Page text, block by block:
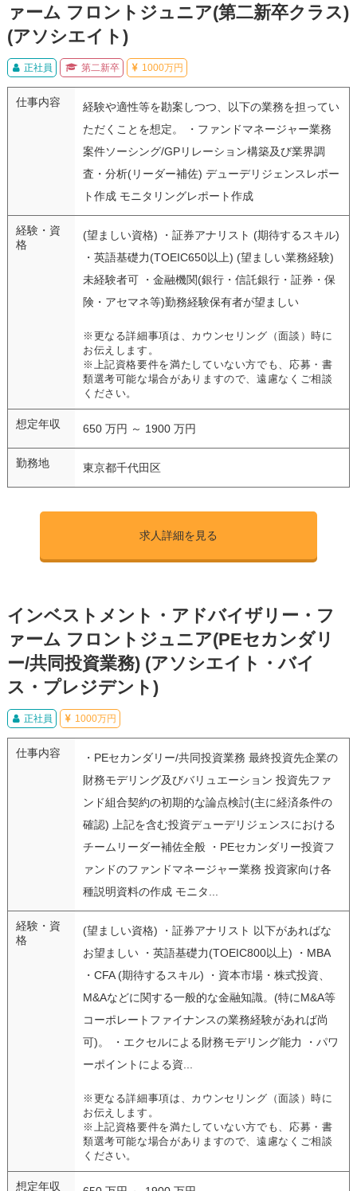
ァーム フロントジュニア(第二新卒クラス)
(アソシエイト)
正社員 第二新卒 1000万円
仕事内容
経験や適性等を勘案しつつ、以下の業務を担ってい
ただくことを想定。 ・ファンドマネージャー業務
案件ソーシング/GPリレーション構築及び業界調
査・分析(リーダー補佐) デューデリジェンスレポー
ト作成 モニタリングレポート作成
経験・資
格
(望ましい資格) ・証券アナリスト (期待するスキル)
・英語基礎力(TOEIC650以上) (望ましい業務経験)
未経験者可 ・金融機関(銀行・信託銀行・証券・保
険・アセマネ等)勤務経験保有者が望ましい
※更なる詳細事項は、カウンセリング（面談）時に
お伝えします。
※上記資格要件を満たしていない方でも、応募・書
類選考可能な場合がありますので、遠慮なくご相談
ください。
想定年収 650 万円 ～ 1900 万円
勤務地 東京都千代田区
求人詳細を見る
インベストメント・アドバイザリー・フ
ァーム フロントジュニア(PEセカンダリ
ー/共同投資業務) (アソシエイト・バイ
ス・プレジデント)
正社員 1000万円
仕事内容
・PEセカンダリー/共同投資業務 最終投資先企業の
財務モデリング及びバリュエーション 投資先ファ
ンド組合契約の初期的な論点検討(主に経済条件の
確認) 上記を含む投資デューデリジェンスにおける
チームリーダー補佐全般 ・PEセカンダリー投資フ
ァンドのファンドマネージャー業務 投資家向け各
種説明資料の作成 モニタ...
経験・資
格
(望ましい資格) ・証券アナリスト 以下があればな
お望ましい ・英語基礎力(TOEIC800以上) ・MBA
・CFA (期待するスキル) ・資本市場・株式投資、
M&Aなどに関する一般的な金融知識。(特にM&A等
コーポレートファイナンスの業務経験があれば尚
可)。 ・エクセルによる財務モデリング能力 ・パワ
ーポイントによる資...
※更なる詳細事項は、カウンセリング（面談）時に
お伝えします。
※上記資格要件を満たしていない方でも、応募・書
類選考可能な場合がありますので、遠慮なくご相談
ください。
想定年収